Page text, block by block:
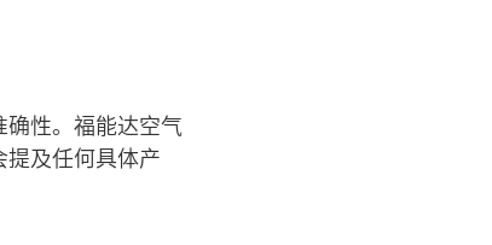
性。福能达空气
及任何具体产